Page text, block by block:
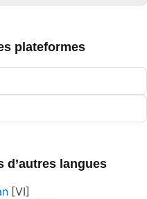
plateformes
d’autres langues